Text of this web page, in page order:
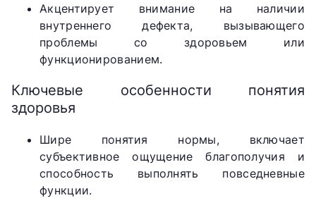
Акцентирует внимание на наличии
внутреннего дефекта, вызывающего
проблемы со здоровьем или
функционированием.
Ключевые особенности понятия
здоровья
Шире понятия нормы, включает
субъективное ощущение благополучия и
способность выполнять повседневные
функции.